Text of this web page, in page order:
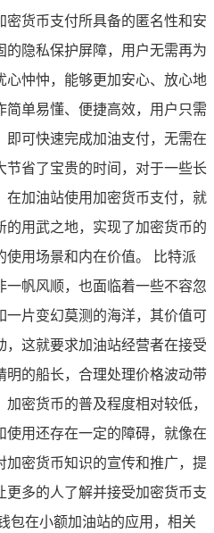
货币支付所具备的匿名性和安
隐私保护屏障，用户无需再为
心忡忡，能够更加安心、放心地
单易懂、便捷高效，用户只需
可快速完成加油支付，无需在
节省了宝贵的时间，对于一些长
在加油站使用加密货币支付，就
用武之地，实现了加密货币的
使用场景和内在价值。 比特派
帆风顺，也面临着一些不容忽
一片变幻莫测的海洋，其价值可
，这就要求加油站经营者在接受
明的船长，合理处理价格波动带
密货币的普及程度相对较低，
用还存在一定的障碍，就像在
密货币知识的宣传和推广，提
更多的人了解并接受加密货币支
包在小额加油站的应用，相关